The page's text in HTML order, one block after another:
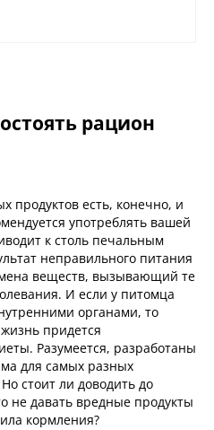
рацион
продуктов есть, конечно, и
употреблять вашей
к столь печальным
неправильного питания
веществ, вызывающий те
И если у питомца
органами, то
придется
Разумеется, разработаны
для самых разных
стоит ли доводить до
не давать вредные продукты
кормления?